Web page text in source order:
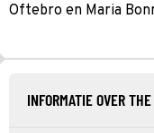
Oftebro en Maria
INFORMATIE OVER